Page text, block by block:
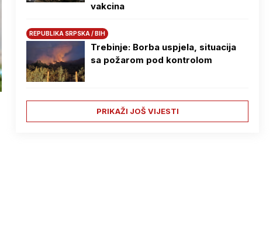
vakcina
REPUBLIKA SRPSKA / BIH
Trebinje: Borba uspjela, situacija
sa požarom pod kontrolom
PRIKAŽI JOŠ VIJESTI